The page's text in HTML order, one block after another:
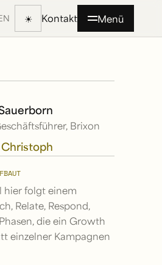
☀ Kontakt Menü
Brixon
hier folgt einem
Relate, Respond,
die ein Growth
einzelner Kampagnen